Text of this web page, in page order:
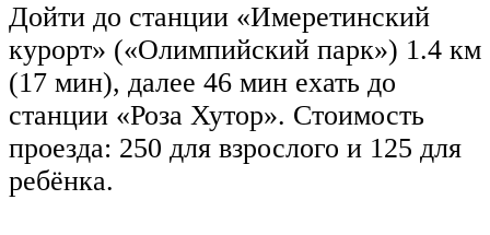
Дойти до станции «Имеретинский
курорт» («Олимпийский парк») 1.4 км
(17 мин), далее 46 мин ехать до
станции «Роза Хутор». Стоимость
проезда: 250 для взрослого и 125 для
ребёнка.